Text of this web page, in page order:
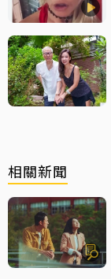
相關新聞